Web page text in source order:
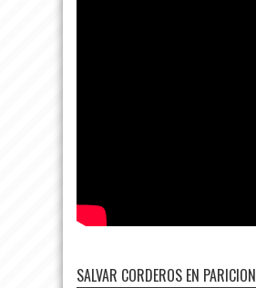
SALVAR CORDEROS EN PARICION